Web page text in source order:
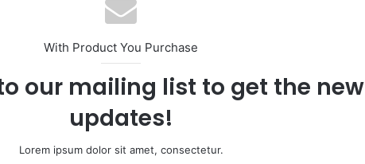
With Product You Purchase
our mailing list to get the new
updates!
Lorem ipsum dolor sit amet, consectetur.